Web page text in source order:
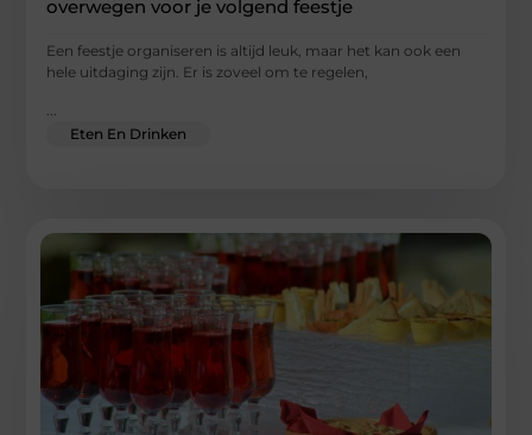
overwegen voor je volgend feestje
Een feestje organiseren is altijd leuk, maar het kan ook een
hele uitdaging zijn. Er is zoveel om te regelen,
...
Eten En Drinken